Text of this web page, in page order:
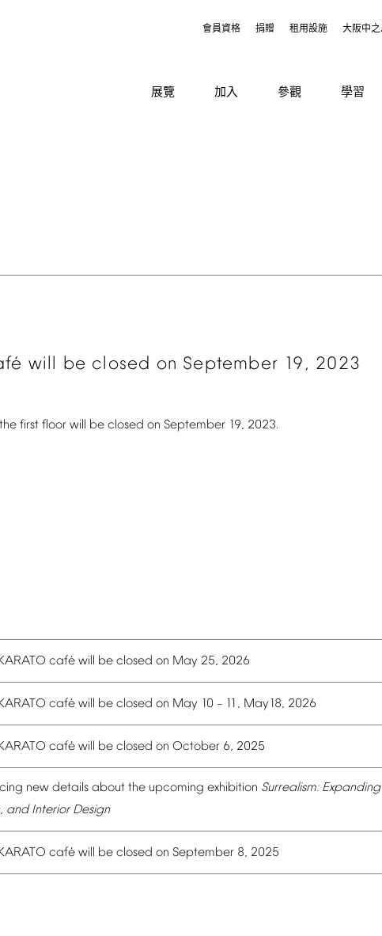
會員資格 捐贈 租用設施 大阪中
展覽 加入 參觀 學習
é will be closed on September 19, 2023
the first floor will be closed on September 19, 2023.
café will be closed on May 25, 2026
café will be closed on May 10 – 11, May18, 2026
café will be closed on October 6, 2025
new details about the upcoming exhibition Surrealism: Expanding
and Interior Design
café will be closed on September 8, 2025